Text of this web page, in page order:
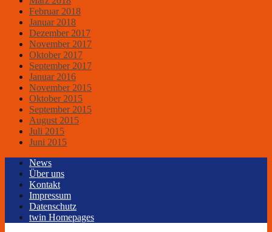
Februar 2018
Januar 2018
Dezember 2017
November 2017
Oktober 2017
September 2017
Januar 2016
November 2015
Oktober 2015
September 2015
August 2015
Juli 2015
Juni 2015
News
Über uns
Kontakt
Impressum
Datenschutz
twin Homepages